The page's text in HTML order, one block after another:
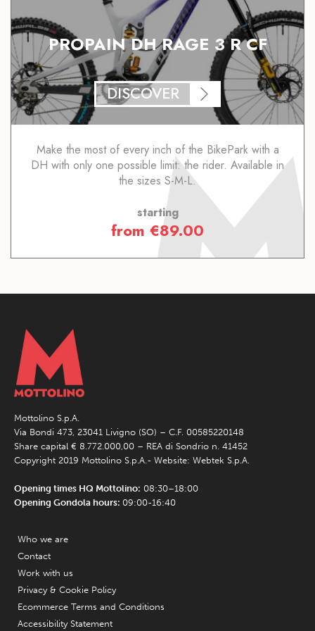
PROPAIN DH RAGE 3 R CF
DISCOVER
Make the most of every inch of the BikePark with a
DH with only one possible limit: the rider. Available in
the sizes S-M-L.
starting
from €89.00
Mottolino S.p.A.
Via Bondi 473, 23041 Livigno (SO) – C.F. 00585220148
Share capital € 8.772.000,00 – REA di Sondrio n. 41452
Copyright 2019 Mottolino S.p.A.- Website: Webtek S.p.A.
Opening times HQ Mottolino: 08:30–18:00
Opening Gondola hours: 09:00-16:40
Who we are
Contact
Work with us
Privacy & Cookie Policy
Ecommerce Terms and Conditions
Accessibility Statement